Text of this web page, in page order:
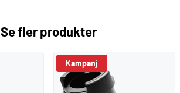
Se fler produkter
Kampanj